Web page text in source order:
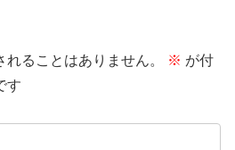
ることはありません。 ※ が付
す